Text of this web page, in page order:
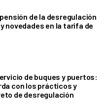
de la desregulación
novedades en la tarifa de
de buques y puertos:
con los prácticos y
de desregulación